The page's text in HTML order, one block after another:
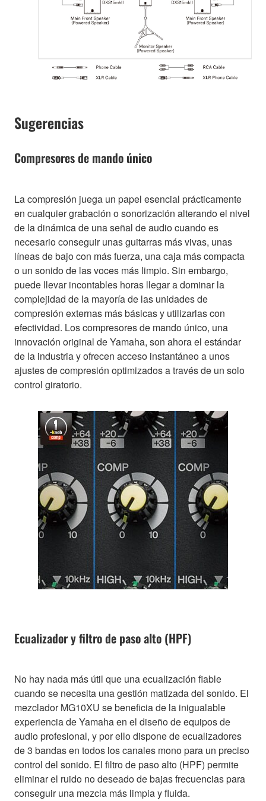
Sugerencias
Compresores de mando único
La compresión juega un papel esencial prácticamente
en cualquier grabación o sonorización alterando el nivel
de la dinámica de una señal de audio cuando es
necesario conseguir unas guitarras más vivas, unas
líneas de bajo con más fuerza, una caja más compacta
o un sonido de las voces más limpio. Sin embargo,
puede llevar incontables horas llegar a dominar la
complejidad de la mayoría de las unidades de
compresión externas más básicas y utilizarlas con
efectividad. Los compresores de mando único, una
innovación original de Yamaha, son ahora el estándar
de la industria y ofrecen acceso instantáneo a unos
ajustes de compresión optimizados a través de un solo
control giratorio.
Ecualizador y filtro de paso alto (HPF)
No hay nada más útil que una ecualización fiable
cuando se necesita una gestión matizada del sonido. El
mezclador MG10XU se beneficia de la inigualable
experiencia de Yamaha en el diseño de equipos de
audio profesional, y por ello dispone de ecualizadores
de 3 bandas en todos los canales mono para un preciso
control del sonido. El filtro de paso alto (HPF) permite
eliminar el ruido no deseado de bajas frecuencias para
conseguir una mezcla más limpia y fluida.